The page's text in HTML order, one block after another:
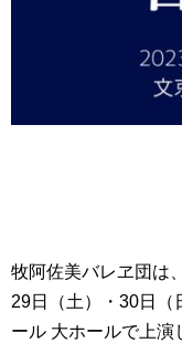
牧阿佐美バレヱ団は
29日（土）・30日（
ール 大ホールで上演